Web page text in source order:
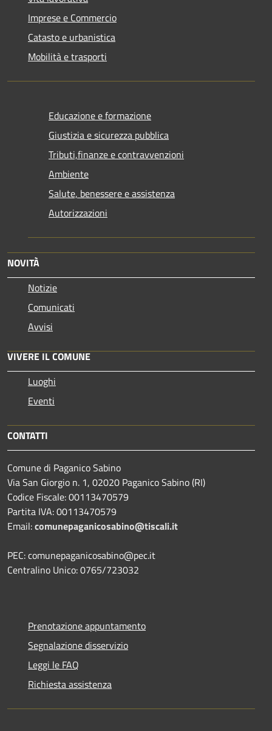
Imprese e Commercio
Catasto e urbanistica
Mobilità e trasporti
Educazione e formazione
Giustizia e sicurezza pubblica
Tributi,finanze e contravvenzioni
Ambiente
Salute, benessere e assistenza
Autorizzazioni
NOVITÀ
Notizie
Comunicati
Avvisi
VIVERE IL COMUNE
Luoghi
Eventi
CONTATTI
Comune di Paganico Sabino
Via San Giorgio n. 1, 02020 Paganico Sabino (RI)
Codice Fiscale: 00113470579
Partita IVA: 00113470579
Email:comunepaganicosabino@tiscali.it
PEC: comunepaganicosabino@pec.it
Centralino Unico: 0765/723032
Prenotazione appuntamento
Segnalazione disservizio
Leggi le FAQ
Richiesta assistenza